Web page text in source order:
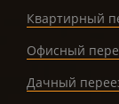
Квартирный
Офисный
Дачный